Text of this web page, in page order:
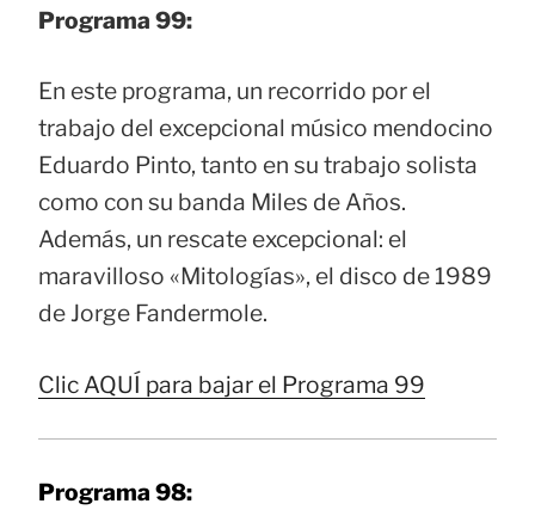
Programa 99:
En este programa, un recorrido por el
trabajo del excepcional músico mendocino
Eduardo Pinto, tanto en su trabajo solista
como con su banda Miles de Años.
Además, un rescate excepcional: el
maravilloso «Mitologías», el disco de 1989
de Jorge Fandermole.
Clic AQUÍ para bajar el Programa 99
Programa 98: